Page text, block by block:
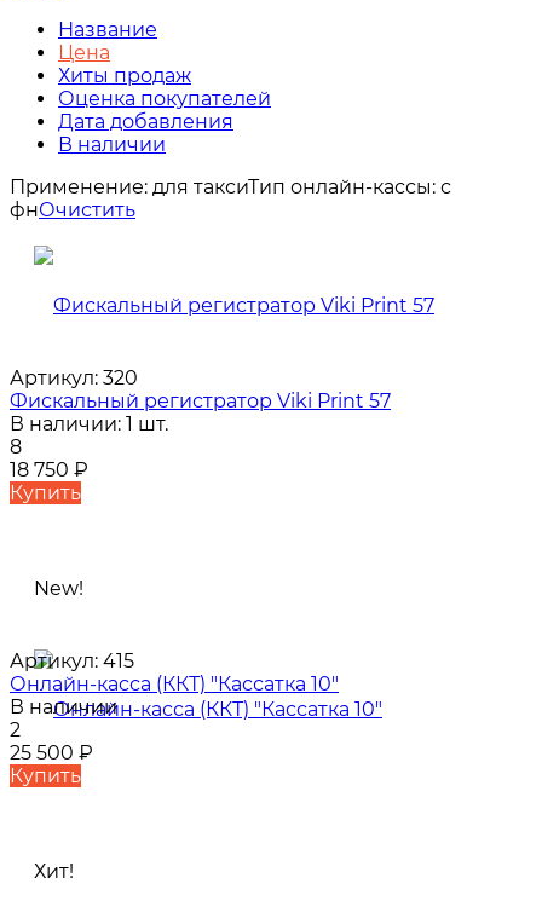
Название
Цена
Хиты продаж
Оценка покупателей
Дата добавления
В наличии
Применение: для таксиТип онлайн-кассы: с
фнОчистить
Артикул: 320
Фискальный регистратор Viki Print 57
В наличии: 1 шт.
8
18 750 ₽
Купить
New!
Артикул: 415
Онлайн-касса (ККТ) "Кассатка 10"
В наличии
2
25 500 ₽
Купить
Хит!